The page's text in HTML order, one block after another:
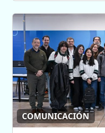
COMUNICACIÓN